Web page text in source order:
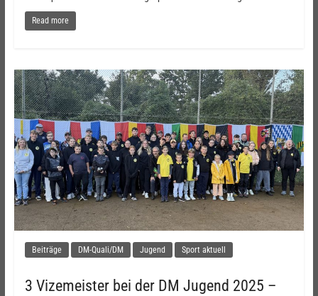
Read more
Beiträge DM-Quali/DM Jugend Sport aktuell
3 Vizemeister bei der DM Jugend 2025 –